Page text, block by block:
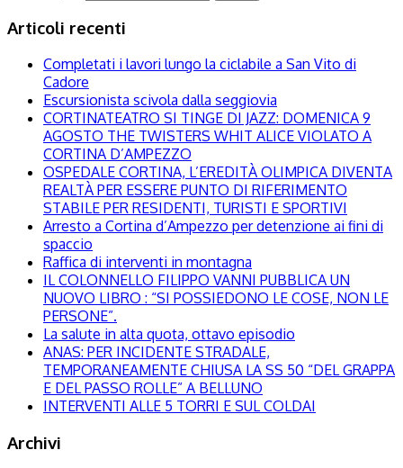
Articoli recenti
Completati i lavori lungo la ciclabile a San Vito di
Cadore
Escursionista scivola dalla seggiovia
CORTINATEATRO SI TINGE DI JAZZ: DOMENICA 9
AGOSTO THE TWISTERS WHIT ALICE VIOLATO A
CORTINA D’AMPEZZO
OSPEDALE CORTINA, L’EREDITÀ OLIMPICA DIVENTA
REALTÀ PER ESSERE PUNTO DI RIFERIMENTO
STABILE PER RESIDENTI, TURISTI E SPORTIVI
Arresto a Cortina d’Ampezzo per detenzione ai fini di
spaccio
Raffica di interventi in montagna
IL COLONNELLO FILIPPO VANNI PUBBLICA UN
NUOVO LIBRO : “SI POSSIEDONO LE COSE, NON LE
PERSONE”.
La salute in alta quota, ottavo episodio
ANAS: PER INCIDENTE STRADALE,
TEMPORANEAMENTE CHIUSA LA SS 50 “DEL GRAPPA
E DEL PASSO ROLLE” A BELLUNO
INTERVENTI ALLE 5 TORRI E SUL COLDAI
Archivi